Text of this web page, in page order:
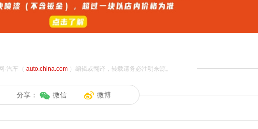
·汽车（ auto.china.com）编辑或翻译，转载请务必注明来源。
分享： 微信 微博